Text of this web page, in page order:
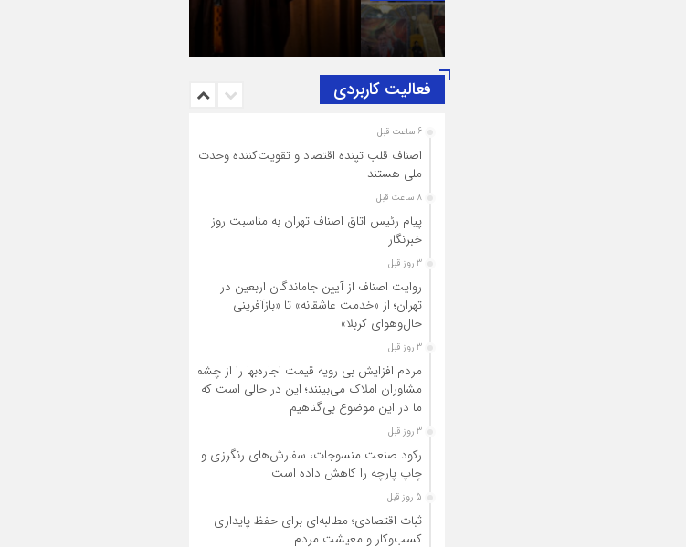
طرف اصناف و بازاریان با مقام معظّم رهبری،
حضرت آیت‌الله سید مجتبی خامنه‌ای (حفظه‌الله)
فعالیت کاربردی
6 ساعت قبل
اصناف قلب تپنده اقتصاد و تقویت‌کننده وحدت
ملی هستند
8 ساعت قبل
پیام رئیس اتاق اصناف تهران به مناسبت روز
خبرنگار
3 روز قبل
روایت اصناف از آیین جاماندگان اربعین در
تهران؛ از «خدمت عاشقانه» تا «بازآفرینی
حال‌وهوای کربلا»
3 روز قبل
مردم افزایش بی رویه قیمت اجاره‌بها را از چشم
مشاوران املاک می‌بینند؛ این در حالی است که
ما در این موضوع بی‌گناهیم
3 روز قبل
رکود صنعت منسوجات، سفارش‌های رنگرزی و
چاپ پارچه را کاهش داده است
5 روز قبل
ثبات اقتصادی؛ مطالبه‌ای برای حفظ پایداری
کسب‌وکار و معیشت مردم